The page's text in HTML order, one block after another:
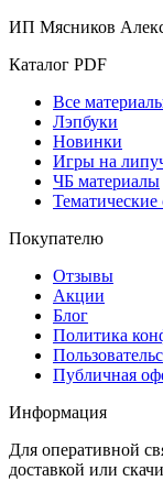
ИП Мясников
Каталог PDF
Все
Лэпбуки
Новинки
Игры на
ЧБ материалы
Покупателю
Отзывы
Акции
Блог
Политика
Публичная
Информация
Для оперативной
доставкой или